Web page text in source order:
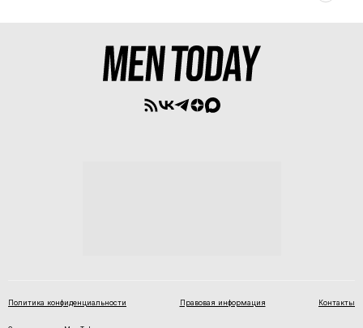
Политика конфиденциальности Правовая информация Контакты